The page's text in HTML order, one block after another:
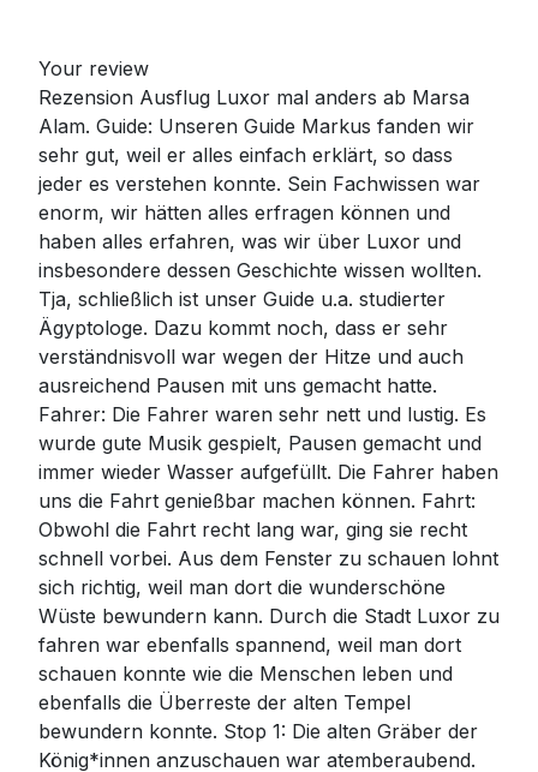
Your review
Rezension Ausflug Luxor mal anders ab Marsa
Alam. Guide: Unseren Guide Markus fanden wir
sehr gut, weil er alles einfach erklärt, so dass
jeder es verstehen konnte. Sein Fachwissen war
enorm, wir hätten alles erfragen können und
haben alles erfahren, was wir über Luxor und
insbesondere dessen Geschichte wissen wollten.
Tja, schließlich ist unser Guide u.a. studierter
Ägyptologe. Dazu kommt noch, dass er sehr
verständnisvoll war wegen der Hitze und auch
ausreichend Pausen mit uns gemacht hatte.
Fahrer: Die Fahrer waren sehr nett und lustig. Es
wurde gute Musik gespielt, Pausen gemacht und
immer wieder Wasser aufgefüllt. Die Fahrer haben
uns die Fahrt genießbar machen können. Fahrt:
Obwohl die Fahrt recht lang war, ging sie recht
schnell vorbei. Aus dem Fenster zu schauen lohnt
sich richtig, weil man dort die wunderschöne
Wüste bewundern kann. Durch die Stadt Luxor zu
fahren war ebenfalls spannend, weil man dort
schauen konnte wie die Menschen leben und
ebenfalls die Überreste der alten Tempel
bewundern konnte. Stop 1: Die alten Gräber der
König*innen anzuschauen war atemberaubend.